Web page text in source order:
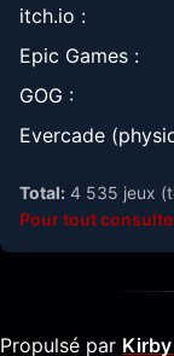
itch.io :
Epic Games :
GOG :
Evercade
Total: 4 535 jeux
Pour tout
Propulsé par